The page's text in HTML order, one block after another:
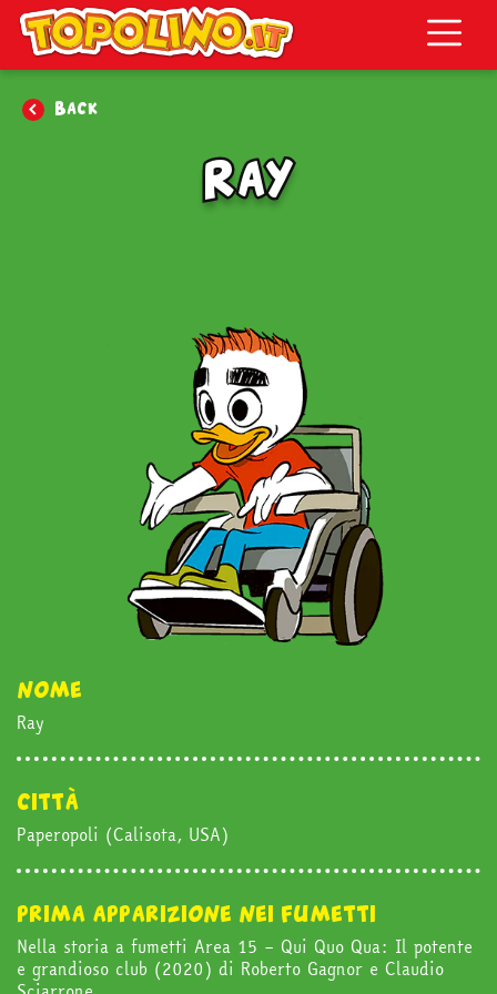
Topolino.it
mondo fumetto
news & eventi
Back
Ray
nome
Ray
città
Paperopoli (Calisota, USA)
prima apparizione nei fumetti
Nella storia a fumetti Area 15 – Qui Quo Qua: Il potente
e grandioso club (2020) di Roberto Gagnor e Claudio